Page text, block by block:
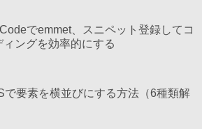
でemmet、スニペット登録してコ
ィングを効率的にする
で要素を横並びにする方法（6種類解